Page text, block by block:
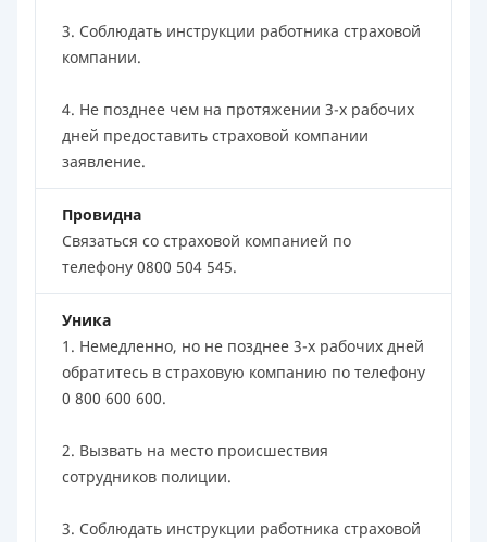
3. Соблюдать инструкции работника страховой
компании.
4. Не позднее чем на протяжении 3-х рабочих
дней предоставить страховой компании
заявление.
Провидна
Связаться со страховой компанией по
телефону 0800 504 545.
Уника
1. Немедленно, но не позднее 3-х рабочих дней
обратитесь в страховую компанию по телефону
0 800 600 600.
2. Вызвать на место происшествия
сотрудников полиции.
3. Соблюдать инструкции работника страховой